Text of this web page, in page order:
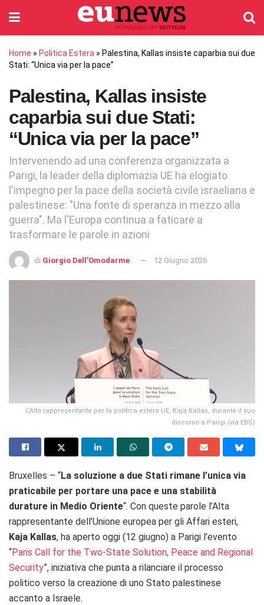
Home » Politica Estera » Palestina, Kallas insiste caparbia sui due
Stati: “Unica via per la pace”
Palestina, Kallas insiste
caparbia sui due Stati:
“Unica via per la pace”
Intervenendo ad una conferenza organizzata a
Parigi, la leader della diplomazia UE ha elogiato
l'impegno per la pace della società civile israeliana e
palestinese: "Una fonte di speranza in mezzo alla
guerra". Ma l'Europa continua a faticare a
trasformare le parole in azioni
di Giorgio Dell'Omodarme 12 Giugno 2026
L'Alta rappresentante per la politica estera UE, Kaja Kallas, durante il suo
discorso a Parigi (via EBS)
Bruxelles – “La soluzione a due Stati rimane l’unica via
praticabile per portare una pace e una stabilità
durature in Medio Oriente“. Con queste parole l’Alta
rappresentante dell’Unione europea per gli Affari esteri,
Kaja Kallas, ha aperto oggi (12 giugno) a Parigi l’evento
“Paris Call for the Two-State Solution, Peace and Regional
Security”, iniziativa che punta a rilanciare il processo
politico verso la creazione di uno Stato palestinese
accanto a Israele.